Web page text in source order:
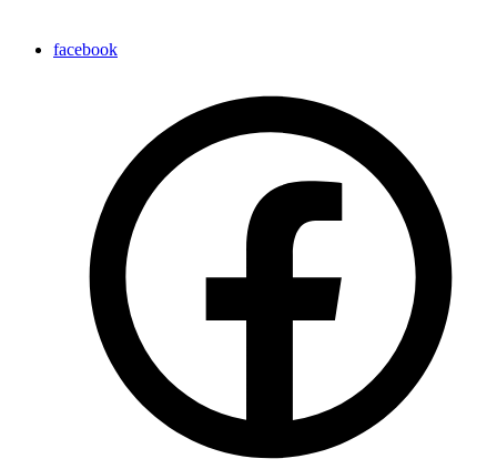
facebook